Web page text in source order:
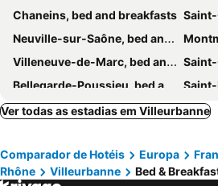
Chaneins, bed and breakfasts Saint-
Neuville-sur-Saône, bed and breakfasts
Villeneuve-de-Marc, bed and breakfasts
Saint-
Bellegarde-Poussieu, bed and breakfasts
Saint-
Limonest, bed and breakfasts Saint-
Denicé, bed and breakfasts
Tassin-
Lagnieu, bed and breakfasts
Ver todas as estadias em Villeurbanne
Comparador de Hotéis Europa
Rhône
Villeurbanne Bed &